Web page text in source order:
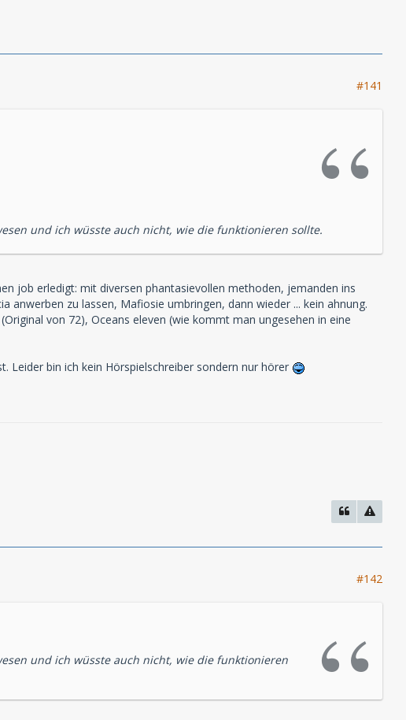
#141
und ich wüsste auch nicht, wie die funktionieren sollte.
job erledigt: mit diversen phantasievollen methoden, jemanden ins
anwerben zu lassen, Mafiosie umbringen, dann wieder ... kein ahnung.
von 72), Oceans eleven (wie kommt man ungesehen in eine
Leider bin ich kein Hörspielschreiber sondern nur hörer
#142
und ich wüsste auch nicht, wie die funktionieren